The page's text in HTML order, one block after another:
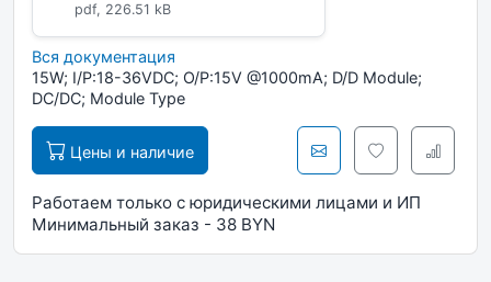
pdf, 226.51 kB
Вся документация
15W; I/P:18-36VDC; O/P:15V @1000mA; D/D Module;
DC/DC; Module Type
Цены и наличие
Работаем только с юридическими лицами и ИП
Минимальный заказ - 38 BYN